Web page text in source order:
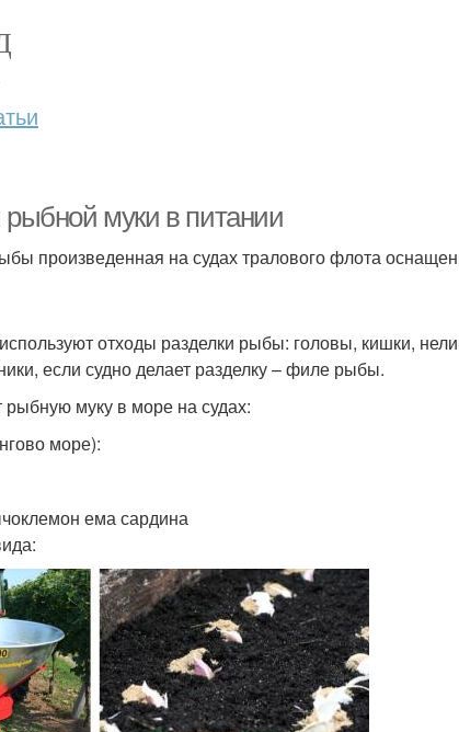
муки в питании
произведенная на судах тралового флота
отходы разделки рыбы: головы, кишки,
если судно делает разделку – филе рыбы.
рыбную муку в море на судах:
море):
ема сардина